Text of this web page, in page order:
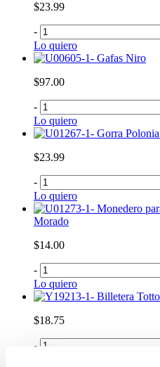
$23.99
-
Lo quiero
Gafas Niro
$97.00
-
Lo quiero
Gorra
$23.99
-
Lo quiero
Monedero
Morado
$14.00
-
Lo quiero
Billetera
$18.75
-